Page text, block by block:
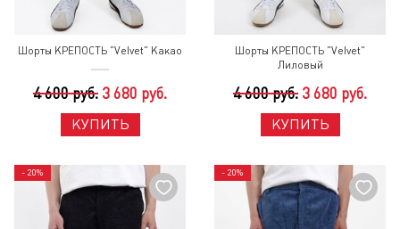
Шорты КРЕПОСТЬ "Velvet" Какао
4 600 руб. 3 680 руб.
КУПИТЬ
Шорты КРЕПОСТЬ "Velvet"
Лиловый
4 600 руб. 3 680 руб.
КУПИТЬ
- 20% - 20%